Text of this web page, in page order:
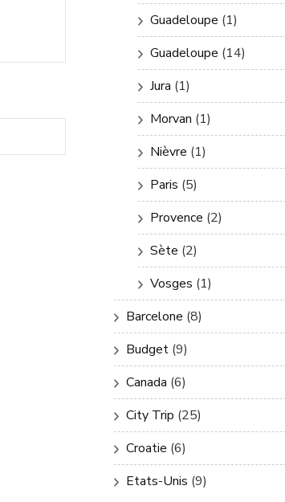
Guadeloupe (1)
Guadeloupe (14)
Jura (1)
Morvan (1)
Nièvre (1)
Paris (5)
Provence (2)
Sète (2)
Vosges (1)
Barcelone (8)
Budget (9)
Canada (6)
City Trip (25)
Croatie (6)
Etats-Unis (9)